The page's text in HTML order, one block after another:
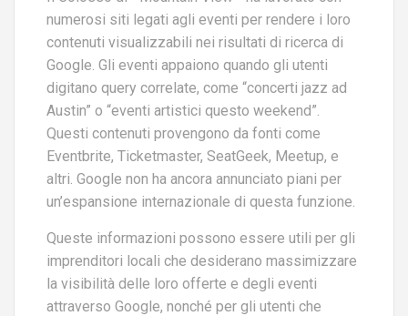
numerosi siti legati agli eventi per rendere i loro
contenuti visualizzabili nei risultati di ricerca di
Google. Gli eventi appaiono quando gli utenti
digitano query correlate, come “concerti jazz ad
Austin” o “eventi artistici questo weekend”.
Questi contenuti provengono da fonti come
Eventbrite, Ticketmaster, SeatGeek, Meetup, e
altri. Google non ha ancora annunciato piani per
un’espansione internazionale di questa funzione​​.
Queste informazioni possono essere utili per gli
imprenditori locali che desiderano massimizzare
la visibilità delle loro offerte e degli eventi
attraverso Google, nonché per gli utenti che